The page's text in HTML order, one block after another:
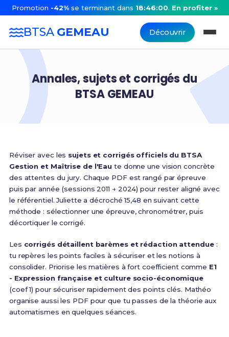
Promotion -42%se terminant dans 18:46:00. En profiter »
BTSA GEMEAU Découvrir
Annales, sujets et corrigés du
BTSA GEMEAU
Réviser avec les sujets et corrigés officiels du BTSA
Gestion et Maîtrise de l'Eau te donne une vision concrète
des attentes du jury. Chaque PDF est rangé par épreuve
puis par année (sessions 2011 → 2024) pour rester aligné avec
le référentiel. Juliette a décroché 15,48 en suivant cette
méthode : sélectionner une épreuve, chronométrer, puis
décortiquer le corrigé.
Les corrigés détaillent barèmes et rédaction attendue:
tu repères les points faciles à sécuriser et les notions à
consolider. Priorise les matières à fort coefficient comme E1
- Expression française et culture socio-économique
(coef 1) pour sécuriser rapidement des points clés. Mathéo
organise aussi les PDF pour que tu passes de la théorie aux
automatismes en quelques séances.